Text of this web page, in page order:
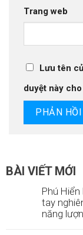
Trang web
Lưu tên
duyệt này
BÀI VIẾT MỚI
Phú
tay
năng